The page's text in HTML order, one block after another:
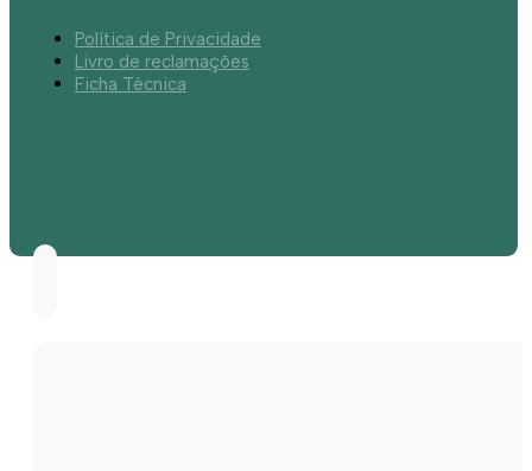
Política de Privacidade
Livro de reclamações
Ficha Técnica